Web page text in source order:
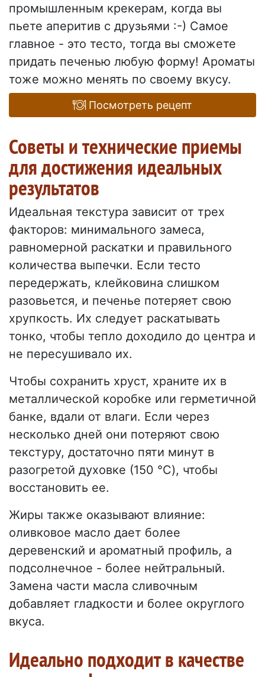
промышленным крекерам, когда вы
пьете аперитив с друзьями :-) Самое
главное - это тесто, тогда вы сможете
придать печенью любую форму! Ароматы
тоже можно менять по своему вкусу.
Посмотреть рецепт
Советы и технические приемы
для достижения идеальных
результатов
Идеальная текстура зависит от трех
факторов: минимального замеса,
равномерной раскатки и правильного
количества выпечки. Если тесто
передержать, клейковина слишком
разовьется, и печенье потеряет свою
хрупкость. Их следует раскатывать
тонко, чтобы тепло доходило до центра и
не пересушивало их.
Чтобы сохранить хруст, храните их в
металлической коробке или герметичной
банке, вдали от влаги. Если через
несколько дней они потеряют свою
текстуру, достаточно пяти минут в
разогретой духовке (150 °C), чтобы
восстановить ее.
Жиры также оказывают влияние:
оливковое масло дает более
деревенский и ароматный профиль, а
подсолнечное - более нейтральный.
Замена части масла сливочным
добавляет гладкости и более округлого
вкуса.
Идеально подходит в качестве